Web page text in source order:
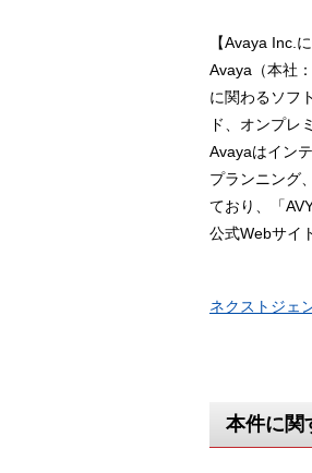
【Avaya Inc.
Avaya（本社
に関わるソフ
ド、オンプレ
Avayaはイン
プランニング
ており、「
公式Webサイ
ネクストジェ
本件に関